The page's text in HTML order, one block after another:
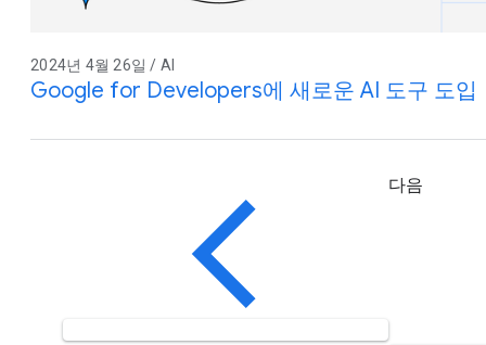
2024년 4월 26일 / AI
Google for Developers에 새로운 AI 도구 도입
다음